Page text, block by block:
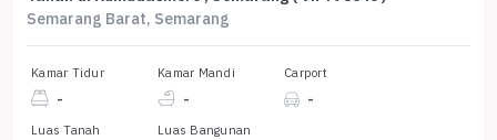
Semarang Barat, Semarang
Kamar Tidur
-
Kamar Mandi
-
Carport
-
Luas Tanah Luas Bangunan